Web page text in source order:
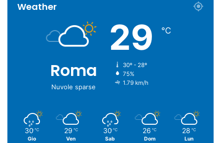
Weather
Roma
Nuvole sparse
29 ℃
30º - 28º
75%
1.79 km/h
30 ℃
Gio
29 ℃
Ven
30 ℃
Sab
26 ℃
Dom
28 ℃
Lun